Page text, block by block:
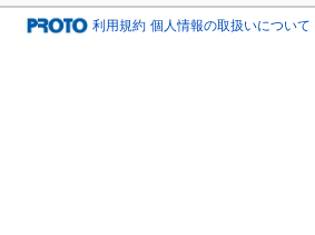
利用規約 個人情報の取扱いについて